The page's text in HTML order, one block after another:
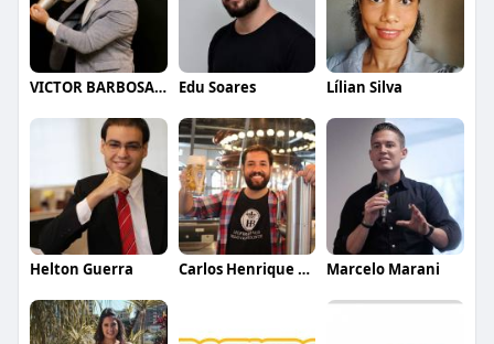
VICTOR BARBOSA QUARANTA Edu Soares Lílian Silva
Helton Guerra Carlos Henrique de Faria Vasconcelos Marcelo Marani